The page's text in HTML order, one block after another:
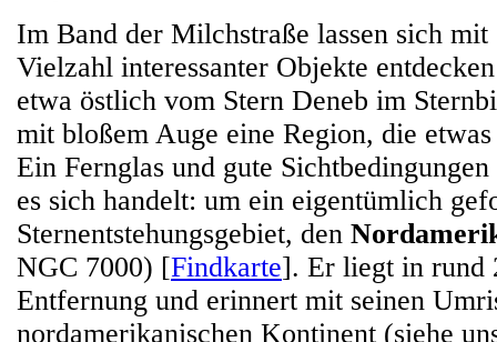
Im Band der Milchstraße lassen sich mit
Vielzahl interessanter Objekte
etwa östlich vom Stern Deneb im
mit bloßem Auge eine Region, die
Ein Fernglas und gute
es sich handelt: um ein eigentümlich
Sternentstehungsgebiet, den
NGC 7000) [Findkarte]. Er liegt in rund
Entfernung und erinnert mit seinen
nordamerikanischen Kontinent (siehe